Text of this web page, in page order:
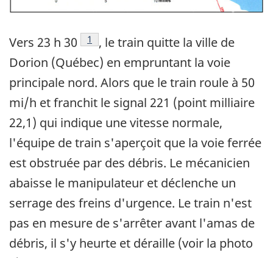
Vers 23 h 30 Note de bas de page
1
, le train quitte la ville de
Dorion (Québec) en empruntant la voie
principale nord. Alors que le train roule à 50
mi/h et franchit le signal 221 (point milliaire
22,1) qui indique une vitesse normale,
l'équipe de train s'aperçoit que la voie ferrée
est obstruée par des débris. Le mécanicien
abaisse le manipulateur et déclenche un
serrage des freins d'urgence. Le train n'est
pas en mesure de s'arrêter avant l'amas de
débris, il s'y heurte et déraille (voir la photo